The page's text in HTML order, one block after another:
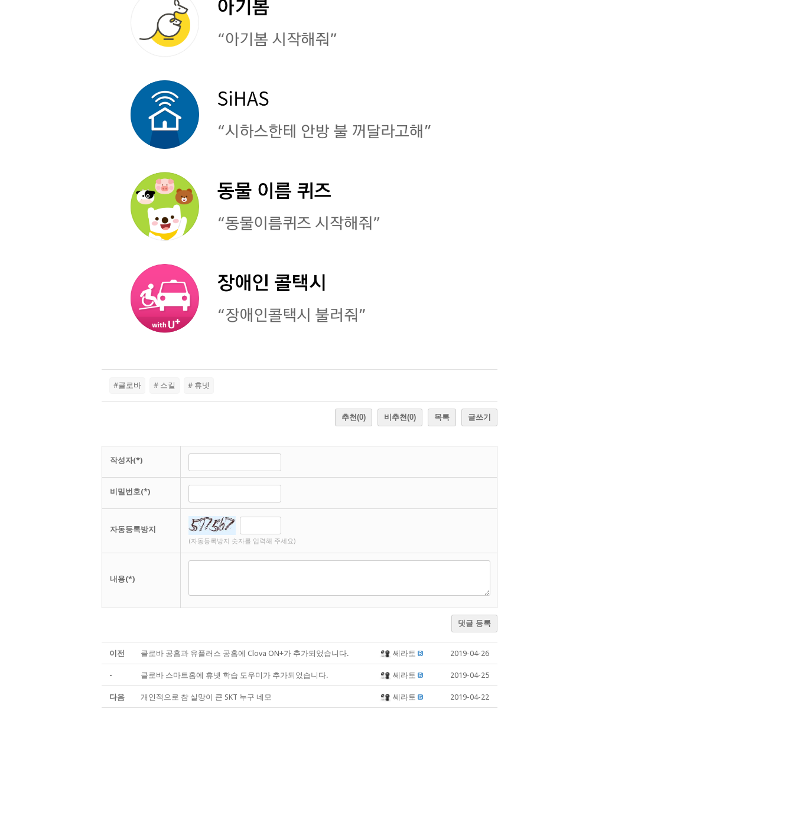
#클로바 # 스킬 # 휴넷
추천(0) 비추천(0) 목록 글쓰기
작성자(*)
비밀번호(*)
자동등록방지
(자동등록방지 숫자를 입력해 주세요)
내용(*)
댓글 등록
이전 클로바 공홈과 유플러스 공홈에 Clova ON+가 추가되었습니다. 쎄라토 2019-04-26
- 클로바 스마트홈에 휴넷 학습 도우미가 추가되었습니다. 쎄라토 2019-04-25
다음 개인적으로 참 실망이 큰 SKT 누구 네모 쎄라토 2019-04-22